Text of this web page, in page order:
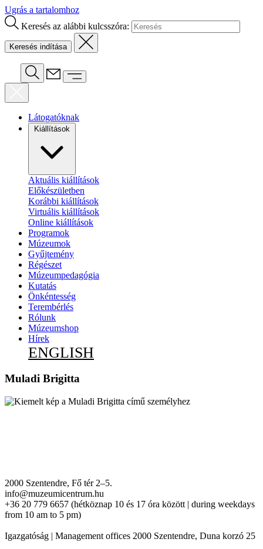
Ugrás a tartalomhoz
Keresés az alábbi kulcsszóra:
Látogatóknak
Kiállítások
Aktuális kiállítások
Előkészületben
Korábbi kiállítások
Virtuális kiállítások
Online kiállítások
Programok
Múzeumok
Gyűjtemény
Régészet
Múzeumpedagógia
Kutatás
Önkéntesség
Terembérlés
Rólunk
Múzeumshop
Hírek
ENGLISH
Muladi Brigitta
2000 Szentendre, Fő tér 2–5.
info@muzeumicentrum.hu
+36 20 779 6657 (hétköznap 10 és 17 óra között | during weekdays
from 10 am to 5 pm)
Igazgatóság | Management offices 2000 Szentendre, Duna korzó 25